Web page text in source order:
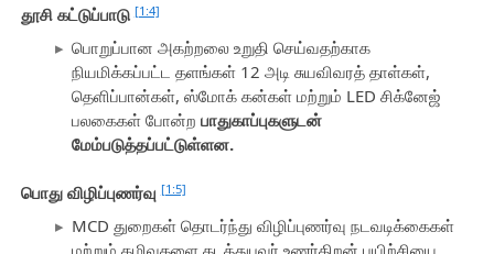
தூசி கட்டுப்பாடு [1:4]
பொறுப்பான அகற்றலை உறுதி செய்வதற்காக
நியமிக்கப்பட்ட தளங்கள் 12 அடி சுயவிவரத் தாள்கள்,
தெளிப்பான்கள், ஸ்மோக் கன்கள் மற்றும் LED சிக்னேஜ்
பலகைகள் போன்றபாதுகாப்புகளுடன்
மேம்படுத்தப்பட்டுள்ளன.
பொது விழிப்புணர்வு [1:5]
MCD துறைகள் தொடர்ந்து விழிப்புணர்வு நடவடிக்கைகள்
மற்றும் கழிவுகளை கடத்துபவர் உணர்திறன் பயிற்சியை